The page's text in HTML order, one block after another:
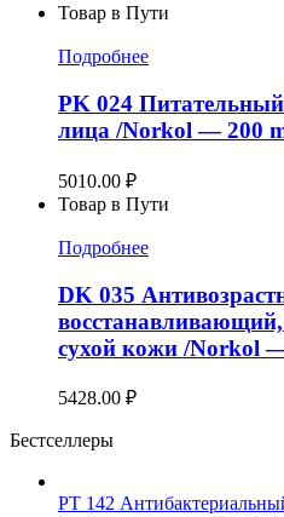
Товар в Пути
Подробнее
PK 024
лица /Norkol — 200
5010.00 ₽
Товар в Пути
Подробнее
DK 035
сухой кожи /Norkol
5428.00 ₽
Бестселлеры
PT 142